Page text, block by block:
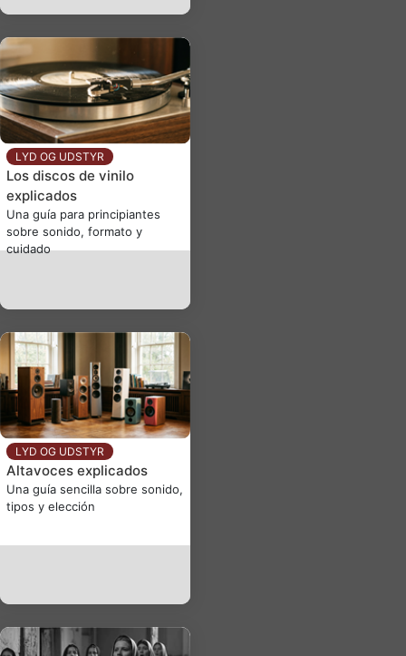
LYD OG UDSTYR
Los discos de vinilo
explicados
Una guía para principiantes
sobre sonido, formato y
cuidado
LYD OG UDSTYR
Altavoces explicados
Una guía sencilla sobre sonido,
tipos y elección